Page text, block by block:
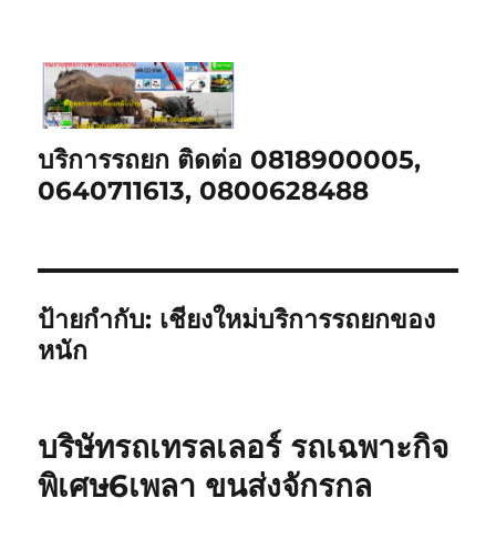
บริการรถยก ติดต่อ 0818900005,
0640711613, 0800628488
ป้ายกำกับ: เชียงใหม่บริการรถยกของ
หนัก
บริษัทรถเทรลเลอร์ รถเฉพาะกิจ
พิเศษ6เพลา ขนส่งจักรกล